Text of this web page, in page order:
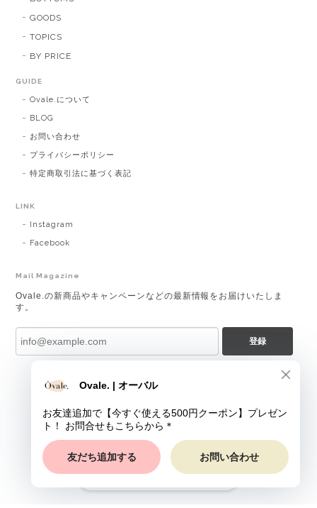
GOODS
TOPICS
BY PRICE
GUIDE
Ovale.について
BLOG
お問い合わせ
プライバシーポリシー
特定商取引法に基づく表記
LINK
Instagram
Facebook
Mail Magazine
Ovale.の新商品やキャンペーンなどの最新情報をお届けいたしま
す。
登録
ショップに質問する